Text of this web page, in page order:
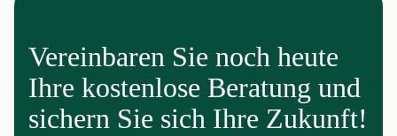
Vereinbaren Sie noch heute
Ihre kostenlose Beratung und
sichern Sie sich Ihre Zukunft!